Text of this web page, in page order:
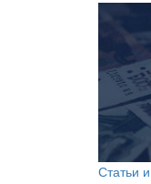
Статьи